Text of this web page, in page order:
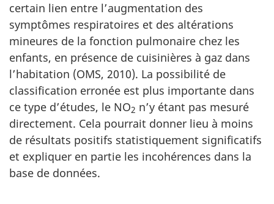
certain lien entre l’augmentation des
symptômes respiratoires et des altérations
mineures de la fonction pulmonaire chez les
enfants, en présence de cuisinières à gaz dans
l’habitation (OMS, 2010). La possibilité de
classification erronée est plus importante dans
ce type d’études, le NO2 n’y étant pas mesuré
directement. Cela pourrait donner lieu à moins
de résultats positifs statistiquement significatifs
et expliquer en partie les incohérences dans la
base de données.